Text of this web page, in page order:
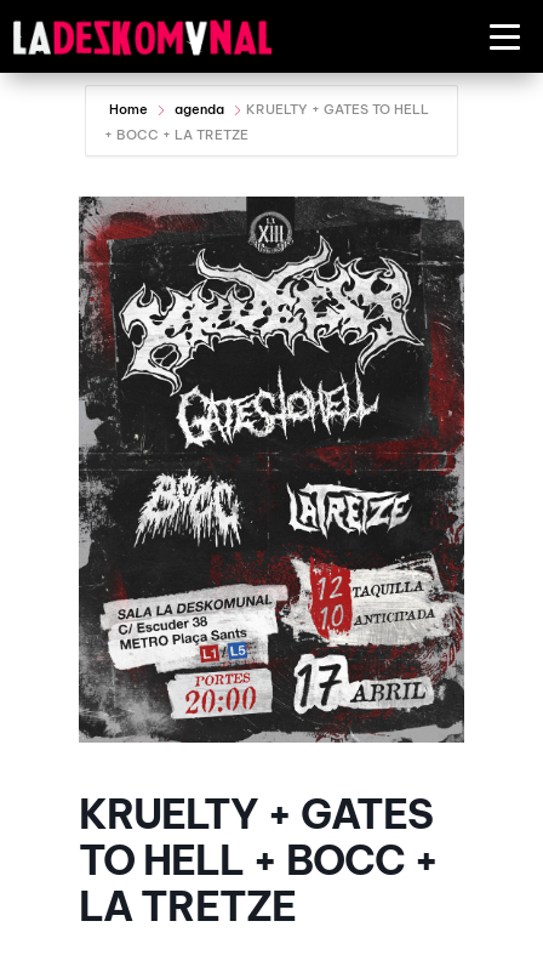
Home agenda
KRUELTY + GATES TO HELL
+ BOCC + LA TRETZE
KRUELTY + GATES
TO HELL + BOCC +
LA TRETZE